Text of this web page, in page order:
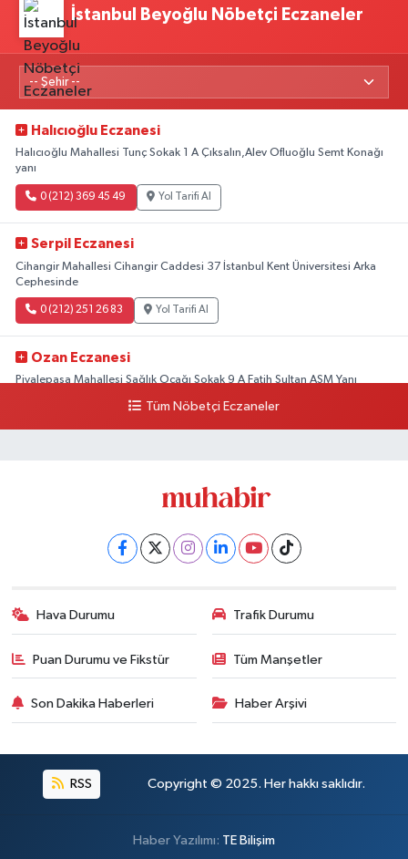
İstanbul Beyoğlu Nöbetçi Eczaneler
Halıcıoğlu Eczanesi
Halıcıoğlu Mahallesi Tunç Sokak 1 A Çıksalın,Alev Ofluoğlu Semt Konağı
yanı
0 (212) 369 45 49 Yol Tarifi Al
Serpil Eczanesi
Cihangir Mahallesi Cihangir Caddesi 37 İstanbul Kent Üniversitesi Arka
Cephesinde
0 (212) 251 26 83 Yol Tarifi Al
Ozan Eczanesi
Piyalepaşa Mahallesi Sağlık Ocağı Sokak 9 A Fatih Sultan ASM Yanı
Yol Tarifi Al
Tüm Nöbetçi Eczaneler
Hava Durumu Trafik Durumu
Puan Durumu ve Fikstür Tüm Manşetler
Son Dakika Haberleri Haber Arşivi
RSS Copyright © 2025. Her hakkı saklıdır.
Haber Yazılımı: TE Bilişim